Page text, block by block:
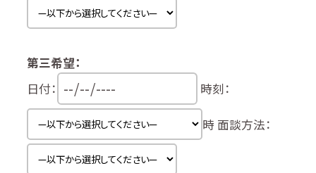
第三希望：
日付：
時刻：
時 面談方法：